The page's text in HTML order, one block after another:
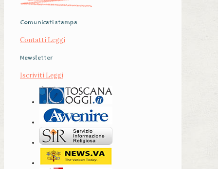
Comunicati stampa
Contatti Leggi
Newsletter
Iscriviti Leggi